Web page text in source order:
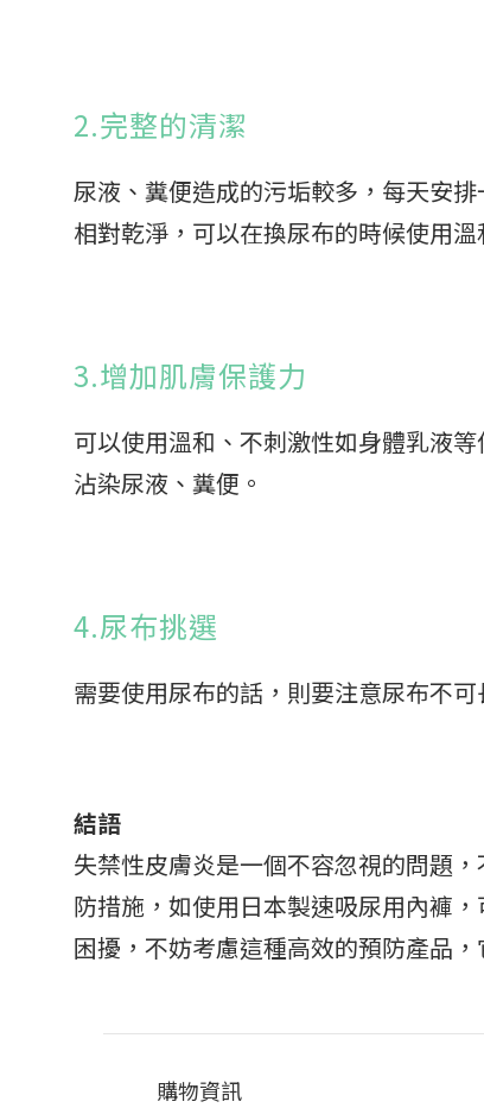
2.完整的清潔
尿液、糞便造成的污垢較多，每天安
相對乾淨，可以在換尿布的時候使用溫
3.增加肌膚保護力
可以使用溫和、不刺激性如身體乳液
沾染尿液、糞便。
4.尿布挑選
需要使用尿布的話，則要注意尿布不
結語
失禁性皮膚炎是一個不容忽視的問題
防措施，如使用日本製速吸尿用內褲
困擾，不妨考慮這種高效的預防產品
購物資訊